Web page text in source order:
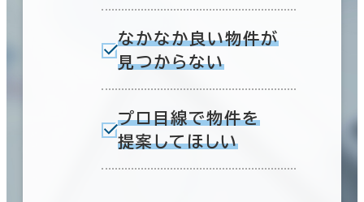
なかなか良い物件が
見つからない
プロ目線で物件を
提案してほしい